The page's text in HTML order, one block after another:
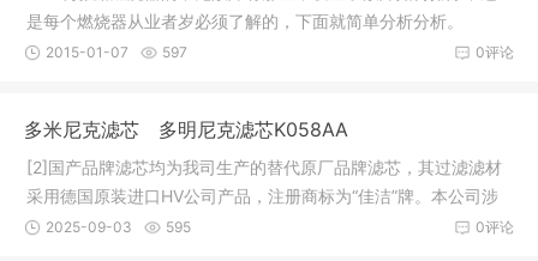
是每个燃烧器从业者岁必须了解的，下面就简单分析分析。
一．利雅
0评论
2015-01-07 597
多米尼克滤芯 多明尼克滤芯K058AA
[2]国产品牌滤芯均为我司生产的替代原厂品牌滤芯，其过滤滤材
采用德国原装进口HV公司产品，注册商标为“佳洁”牌。本公司涉
及的
0评论
2025-09-03 595